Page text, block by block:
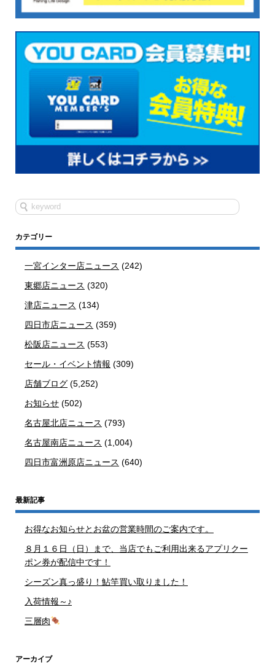
カテゴリー
一宮インター店ニュース (242)
東郷店ニュース (320)
津店ニュース (134)
四日市店ニュース (359)
松阪店ニュース (553)
セール・イベント情報 (309)
店舗ブログ (5,252)
お知らせ (502)
名古屋北店ニュース (793)
名古屋南店ニュース (1,004)
四日市富洲原店ニュース (640)
最新記事
お得なお知らせとお盆の営業時間のご案内です。
８月１６日（日）まで、当店でもご利用出来るアプリクー
ポン券が配信中です！
シーズン真っ盛り！鮎竿買い取りました！
入荷情報～♪
三層肉
アーカイブ